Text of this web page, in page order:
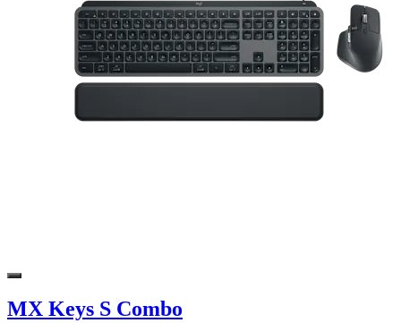
MX Keys S Combo